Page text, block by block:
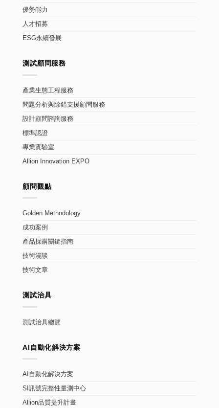
優勢能力
人才招募
ESG永續發展
測試顧問服務
產業生態工程服務
問題分析與除錯支援顧問服務
設計顧問諮詢服務
標準認證
專業實驗室
Allion Innovation EXPO
顧問觀點
Golden Methodology
成功案例
產品採購關鍵指南
技術漫談
技術文章
測試治具
測試治具總覽
AI自動化解決方案
AI自動化解決方案
SI訊號完整性量測中心
Allion品質提升計畫